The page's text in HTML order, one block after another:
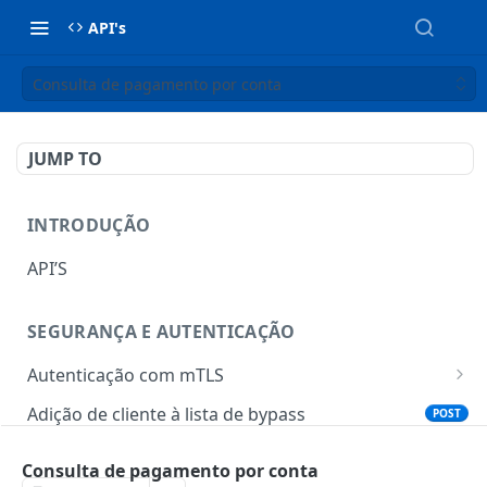
API's
Consulta de pagamento por conta
JUMP TO
INTRODUÇÃO
API’S
SEGURANÇA E AUTENTICAÇÃO
Autenticação com mTLS
Token para gerar certificado mTLS
POST
Adição de cliente à lista de bypass POST
TOTP
Consulta de pagamento por conta